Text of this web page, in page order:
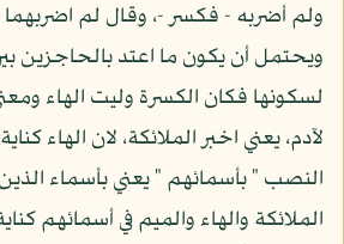
ولم أضربه - فكسر -، وقال لم اضربهما
ويحتمل أن يكون ما اعتد بالحاجزين
لسكونها فكان الكسرة وليت الهاء
لآدم، يعني اخبر الملائكة، لان الهاء
النصب " بأسمائهم " يعني بأسماء
الملائكة والهاء والميم في أسمائهم